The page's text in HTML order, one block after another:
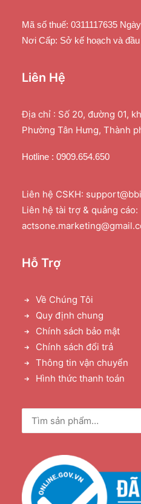
Mã số thuế: 0311117635
Nơi Cấp: Sở kế hoạch và
Liên Hệ
Địa chỉ : Số 20, đường 01,
Phường Tân Hưng, Thành
Hotline : 0909.654.650
Liên hệ CSKH:
Liên hệ tài trợ & quảng cáo:
Hỗ Trợ
Về Chúng Tôi
Quy định chung
Chính sách bảo mật
Chính sách đổi trả
Thông tin vận chuyển
Hình thức thanh toán
Tìm
kiếm: